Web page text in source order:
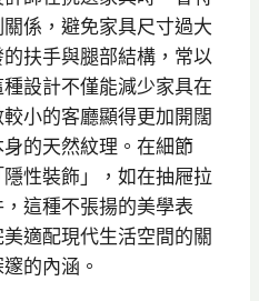
係，避免家具尺寸過大
扶手與腿部結構，常以
設計不僅能減少家具在
小的客廳顯得更加開闊
的天然紋理。在細節
性裝飾」，如在抽屜拉
這種不張揚的美學表
適配現代生活空間的關
的內涵。